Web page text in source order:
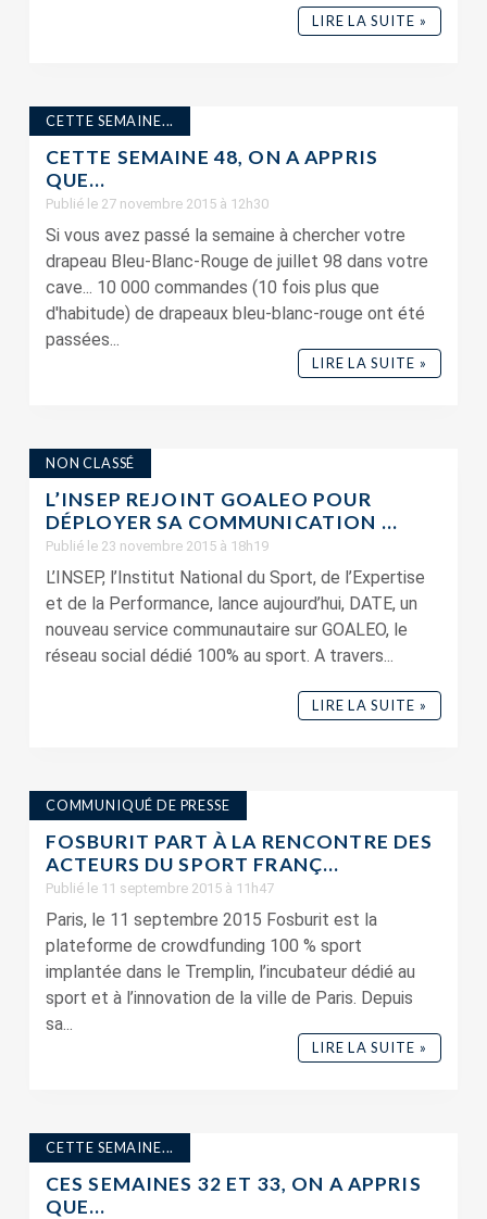
LIRE LA SUITE »
CETTE SEMAINE...
CETTE SEMAINE 48, ON A APPRIS
QUE…
Publié le 27 novembre 2015 à 12h30
Si vous avez passé la semaine à chercher votre
drapeau Bleu-Blanc-Rouge de juillet 98 dans votre
cave... 10 000 commandes (10 fois plus que
d'habitude) de drapeaux bleu-blanc-rouge ont été
passées...
LIRE LA SUITE »
NON CLASSÉ
L’INSEP REJOINT GOALEO POUR
DÉPLOYER SA COMMUNICATION ...
Publié le 23 novembre 2015 à 18h19
L’INSEP, l’Institut National du Sport, de l’Expertise
et de la Performance, lance aujourd’hui, DATE, un
nouveau service communautaire sur GOALEO, le
réseau social dédié 100% au sport. A travers...
LIRE LA SUITE »
COMMUNIQUÉ DE PRESSE
FOSBURIT PART À LA RENCONTRE DES
ACTEURS DU SPORT FRANÇ...
Publié le 11 septembre 2015 à 11h47
Paris, le 11 septembre 2015 Fosburit est la
plateforme de crowdfunding 100 % sport
implantée dans le Tremplin, l’incubateur dédié au
sport et à l’innovation de la ville de Paris. Depuis
sa...
LIRE LA SUITE »
CETTE SEMAINE...
CES SEMAINES 32 ET 33, ON A APPRIS
QUE…